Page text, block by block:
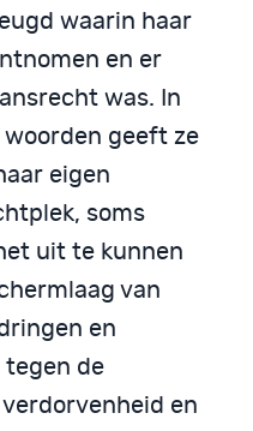
waarin haar
en er
was. In
geeft ze
eigen
soms
uit te kunnen
van
en
tegen de
en